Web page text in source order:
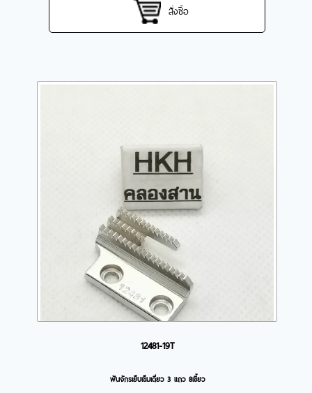
สั่งซื้อ
12481-19T
ฟันจักรเย็บเข็มเดี่ยว 3 แถว 8เขี้ยว